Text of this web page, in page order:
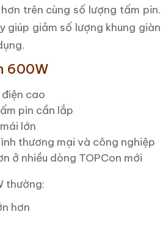
trên cùng số lượng tấm pin.
giúp giảm số lượng khung giàn
600W
cao
pin cần lắp
lớn
thương mại và công nghiệp
ở nhiều dòng TOPCon mới
thường:
hơn